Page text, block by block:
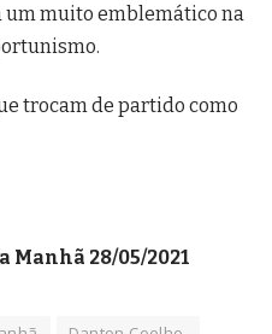
um muito emblemático na
trocam de partido como
Manhã 28/05/2021